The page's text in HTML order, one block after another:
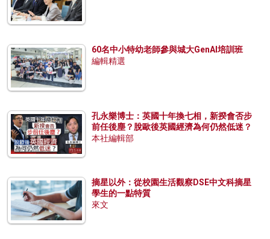
60名中小特幼老師參與城大GenAI培訓班
編輯精選
孔永樂博士：英國十年換七相，新揆會否步
前任後塵？脫歐後英國經濟為何仍然低迷？
本社編輯部
摘星以外：從校園生活觀察DSE中文科摘星
學生的一點特質
來文